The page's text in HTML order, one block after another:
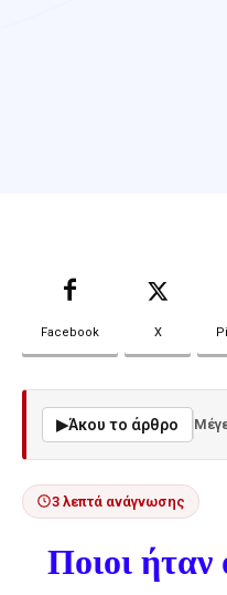
Facebook X
▶Άκου το άρθρο
3 λεπτά ανάγνωσης
Ποιοι ήταν